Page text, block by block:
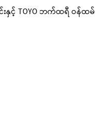
ဘက်ထရီ ဝန်ထမ်းမျာ